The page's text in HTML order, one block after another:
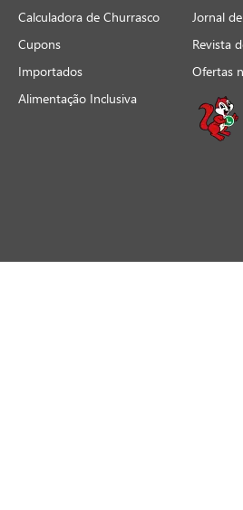
Calculadora de Churrasco
Cupons
Importados
Alimentação Inclusiva
Jornal
Revista
Ofertas